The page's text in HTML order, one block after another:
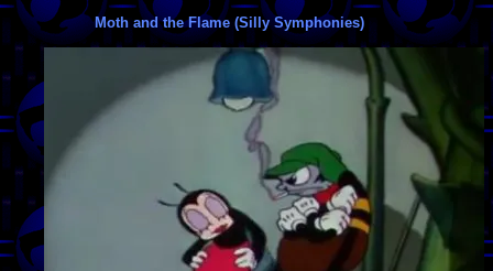
Moth and the Flame (Silly Symphonies)